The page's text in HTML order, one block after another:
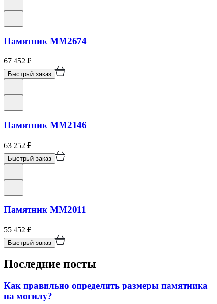
Памятник ММ2674
67 452 ₽
Быстрый заказ
Памятник ММ2146
63 252 ₽
Быстрый заказ
Памятник ММ2011
55 452 ₽
Быстрый заказ
Последние посты
Как правильно определить размеры памятника
на могилу?